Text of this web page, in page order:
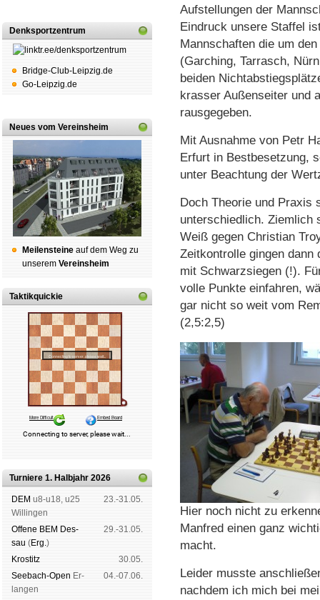
Denksportzentrum
Bridge-Club-Leipzig.de
Go-Leipzig.de
Neues vom Vereinsheim
Mei­len­stei­ne auf dem Weg zu
un­se­rem Ver­eins­heim
Taktikquickie
Turniere 1. Halbjahr 2026
DEM u8-u18, u25
Wil­lin­gen
23.-31.05.
Offene BEM Des­
sau (Erg.)
29.-31.05.
Kros­titz
30.05.
See­bach-Open Er­
lan­gen
04.-07.06.
Aufstellungen der
Eindruck unsere Staffel
Mannschaften die um
(Garching, Tarrasch,
beiden
krasser Außenseiter und
rausgegeben.
Mit Ausnahme von Petr
Erfurt in Bestbesetzung,
unter Beachtung der
Doch Theorie und Praxis
unterschiedlich. Ziemlich
Weiß gegen Christian
Zeitkontrolle gingen dann
mit Schwarzsiegen (!).
volle Punkte einfahren,
gar nicht so weit vom
(2,5:2,5)
Hier noch nicht zu
Manfred einen ganz
macht.
Leider musste
nachdem ich mich bei